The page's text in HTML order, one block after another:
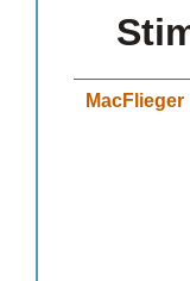
MacFlieger